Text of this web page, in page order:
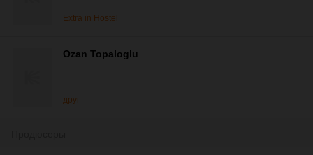
Extra in Hostel
Ozan Topaloglu
друг